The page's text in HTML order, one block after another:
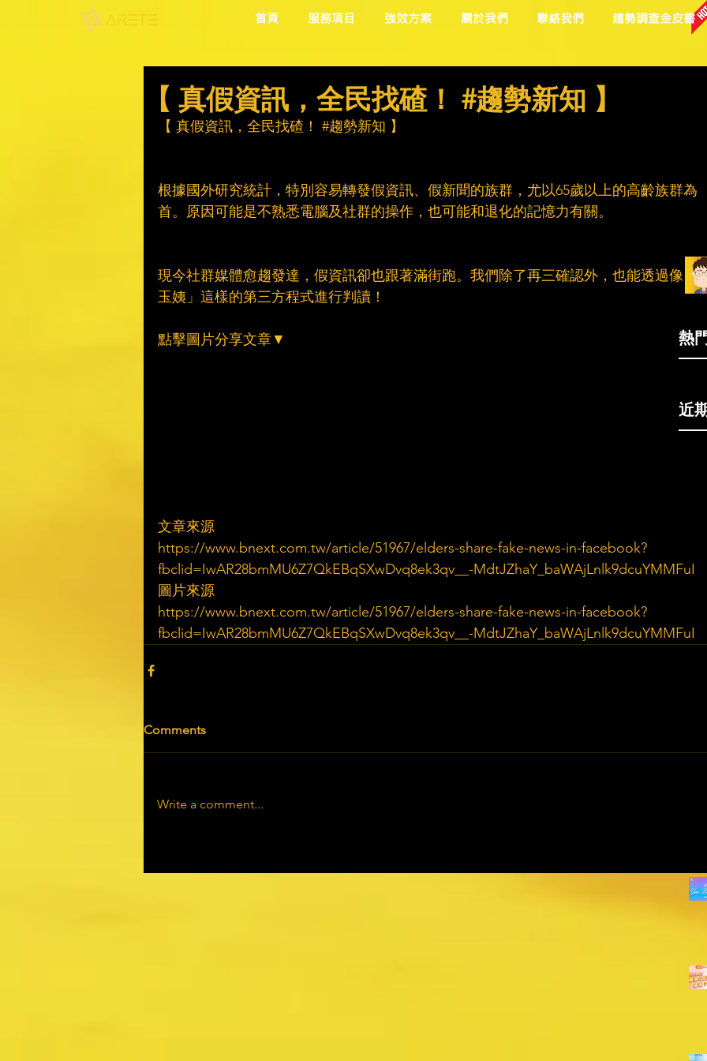
首頁 服務項目 強效方案 關於我們 聯絡我們 趨勢調查金皮書
【 真假資訊，全民找碴！ #趨勢新知 】
【 真假資訊，全民找碴！ #趨勢新知 】
根據國外研究統計，特別容易轉發假資訊、假新聞的族群，尤以65歲以上的高齡族群為
首。原因可能是不熟悉電腦及社群的操作，也可能和退化的記憶力有關。
現今社群媒體愈趨發達，假資訊卻也跟著滿街跑。我們除了再三確認外，也能透過像「
玉姨」這樣的第三方程式進行判讀！
點擊圖片分享文章▼
文章來源
https://www.bnext.com.tw/article/51967/elders-share-fake-news-in-facebook?
fbclid=IwAR28bmMU6Z7QkEBqSXwDvq8ek3qv__-MdtJZhaY_baWAjLnlk9dcuYMMFuI
圖片來源
https://www.bnext.com.tw/article/51967/elders-share-fake-news-in-facebook?
fbclid=IwAR28bmMU6Z7QkEBqSXwDvq8ek3qv__-MdtJZhaY_baWAjLnlk9dcuYMMFuI
Comments
Write a comment...
熱
近